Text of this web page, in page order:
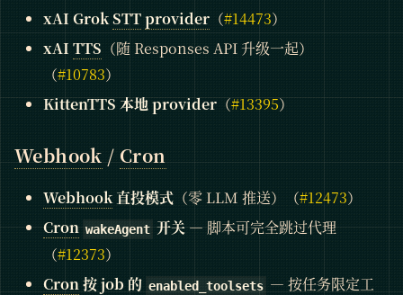
xAI GrokSTTprovider （#14473）
xAI TTS （随 Responses API 升级一起）
（#10783）
KittenTTS 本地 provider（#13395）
Webhook/Cron
Webhook直投模式 （零 LLM 推送）（#12473）
Cron wakeAgent 开关— 脚本可完全跳过代理
（#12373）
Cron按 job 的 enabled_toolsets — 按任务限定工